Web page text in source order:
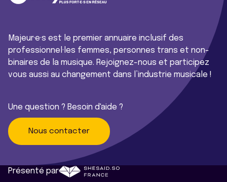
Majeur·e·s est le premier annuaire inclusif des
professionnel·les femmes, personnes trans et non-
binaires de la musique. Rejoignez-nous et participez
vous aussi au changement dans l’industrie musicale !
Une question ? Besoin d'aide ?
Nous contacter
Présenté par